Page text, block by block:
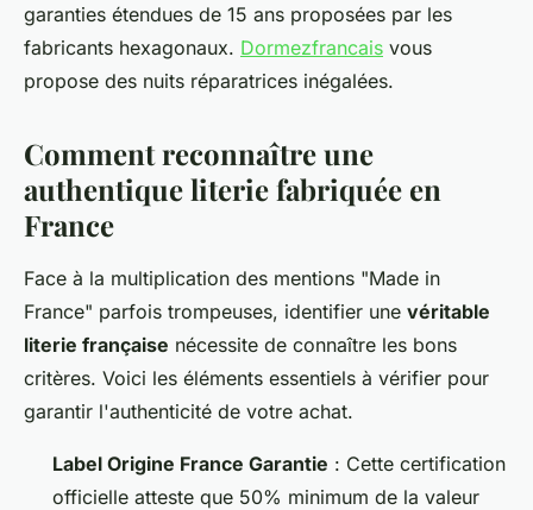
garanties étendues de 15 ans proposées par les
fabricants hexagonaux. Dormezfrancais vous
propose des nuits réparatrices inégalées.
Comment reconnaître une
authentique literie fabriquée en
France
Face à la multiplication des mentions "Made in
France" parfois trompeuses, identifier une véritable
literie française nécessite de connaître les bons
critères. Voici les éléments essentiels à vérifier pour
garantir l'authenticité de votre achat.
Label Origine France Garantie : Cette certification
officielle atteste que 50% minimum de la valeur